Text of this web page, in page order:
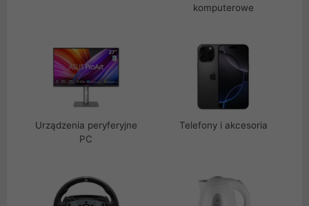
komputerowe
Urządzenia peryferyjne
PC
Telefony i akcesoria